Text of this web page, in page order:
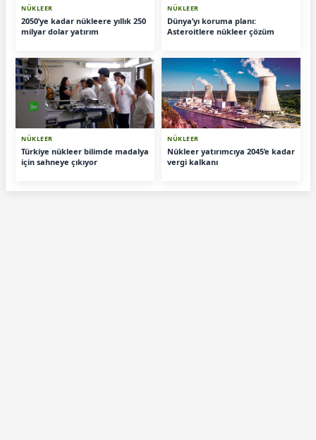
NÜKLEER
2050’ye kadar nükleere yıllık 250
milyar dolar yatırım
NÜKLEER
Dünya’yı koruma planı:
Asteroitlere nükleer çözüm
NÜKLEER
Türkiye nükleer bilimde madalya
için sahneye çıkıyor
NÜKLEER
Nükleer yatırımcıya 2045’e kadar
vergi kalkanı